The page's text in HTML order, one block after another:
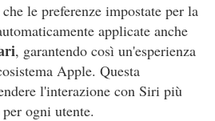
le preferenze impostate per la
applicate anche
, garantendo così un'esperienza
Apple. Questa
l'interazione con Siri più
ogni utente.